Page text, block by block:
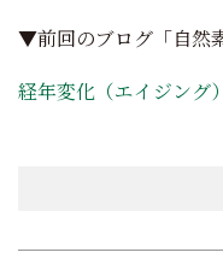
▼前回のブログ「自然
経年変化（エイジング